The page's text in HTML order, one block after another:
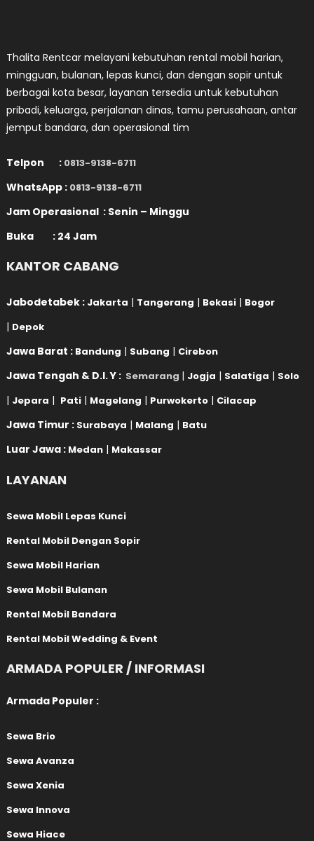
Thalita Rentcar melayani kebutuhan rental mobil harian,
mingguan, bulanan, lepas kunci, dan dengan sopir untuk
berbagai kota besar, layanan tersedia untuk kebutuhan
pribadi, keluarga, perjalanan dinas, tamu perusahaan, antar
jemput bandara, dan operasional tim
Telpon : 0813-9138-6711
WhatsApp : 0813-9138-6711
Jam Operasional : Senin – Minggu
Buka : 24 Jam
KANTOR CABANG
Jabodetabek : Jakarta | Tangerang | Bekasi | Bogor
| Depok
Jawa Barat : Bandung | Subang | Cirebon
Jawa Tengah & D.I. Y : Semarang | Jogja | Salatiga | Solo
| Jepara | Pati | Magelang | Purwokerto | Cilacap
Jawa Timur : Surabaya | Malang | Batu
Luar Jawa : Medan | Makassar
LAYANAN
Sewa Mobil Lepas Kunci
Rental Mobil Dengan Sopir
Sewa Mobil Harian
Sewa Mobil Bulanan
Rental Mobil Bandara
Rental Mobil Wedding & Event
ARMADA POPULER / INFORMASI
Armada Populer :
Sewa Brio
Sewa Avanza
Sewa Xenia
Sewa Innova
Sewa Hiace